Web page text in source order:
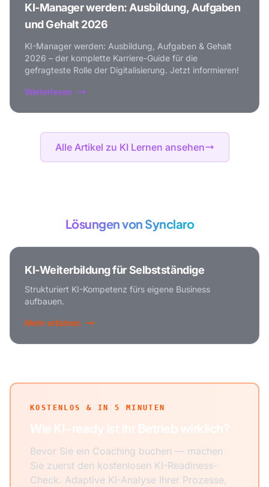
KI-Manager werden: Ausbildung, Aufgaben
und Gehalt 2026
KI-Manager werden: Ausbildung, Aufgaben & Gehalt
2026 – der komplette Karriere-Guide für die
gefragteste Rolle der Digitalisierung. Jetzt informieren!
Weiterlesen
Alle Artikel zu KI Lernen ansehen
Lösungen von Synclaro
KI-Weiterbildung für Selbstständige
Strukturiert KI-Kompetenz fürs eigene Business
aufbauen.
Mehr erfahren
KOSTENLOS & IN 5 MINUTEN
Wie KI-ready ist Ihr Betrieb wirklich?
Bevor Sie ein Coaching buchen — machen
Sie zuerst den kostenlosen KI-Readiness-
Check. Adaptive KI-Analyse Ihrer Prozesse,